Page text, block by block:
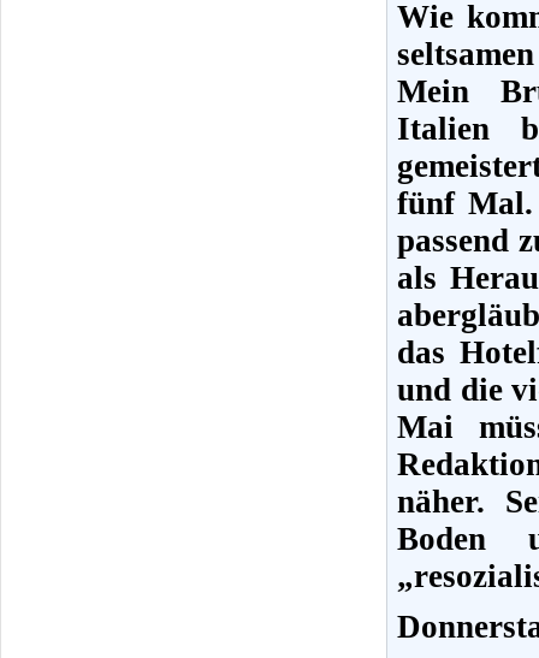
Wie
Mein
Italien
fünf Mal.
passend
als
das
und die
Mai
näher.
Boden